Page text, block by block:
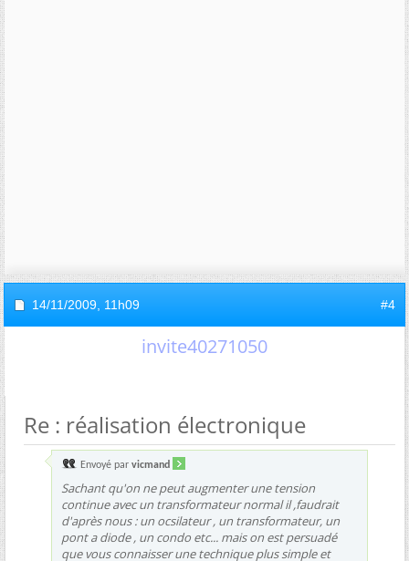
14/11/2009, 11h09 #4
invite40271050
Re : réalisation électronique
Envoyé par vicmand
Sachant qu'on ne peut augmenter une tension
continue avec un transformateur normal il ,faudrait
d'après nous : un ocsilateur , un transformateur, un
pont a diode , un condo etc... mais on est persuadé
que vous connaisser une technique plus simple et